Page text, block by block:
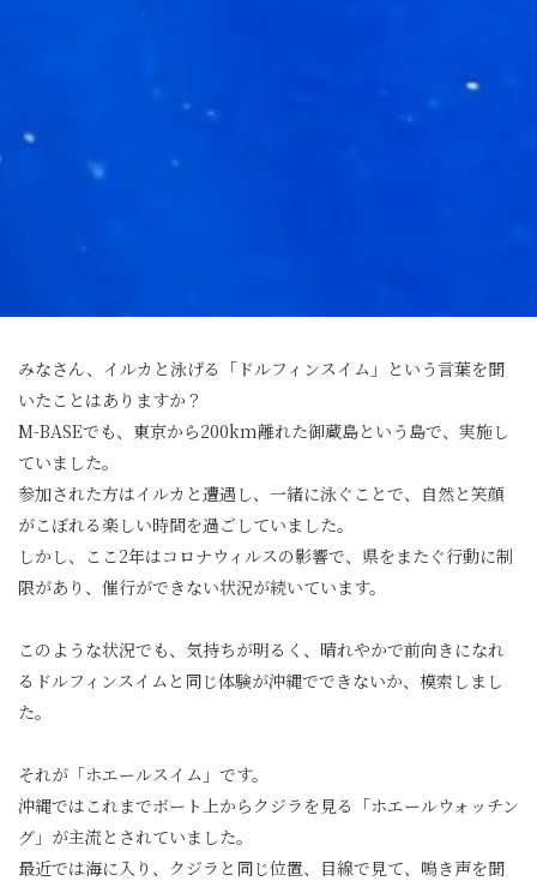
みなさん、イルカと泳げる「ドルフィンスイム」という言葉を聞
いたことはありますか？
M-BASEでも、東京から200km離れた御蔵島という島で、実施し
ていました。
参加された方はイルカと遭遇し、一緒に泳ぐことで、自然と笑顔
がこぼれる楽しい時間を過ごしていました。
しかし、ここ2年はコロナウィルスの影響で、県をまたぐ行動に制
限があり、催行ができない状況が続いています。
このような状況でも、気持ちが明るく、晴れやかで前向きになれ
るドルフィンスイムと同じ体験が沖縄でできないか、模索しまし
た。
それが「ホエールスイム」です。
沖縄ではこれまでボート上からクジラを見る「ホエールウォッチン
グ」が主流とされていました。
最近では海に入り、クジラと同じ位置、目線で見て、鳴き声を聞